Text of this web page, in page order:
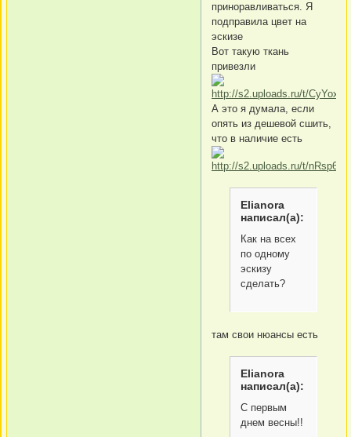
приноравливаться. Я
подправила цвет на
эскизе
Вот такую ткань
привезли
А это я думала, если
опять из дешевой сшить,
что в наличие есть
Elianora
написал(а):
Как на всех
по одному
эскизу
сделать?
там свои нюансы есть
Elianora
написал(а):
С первым
днем весны!!